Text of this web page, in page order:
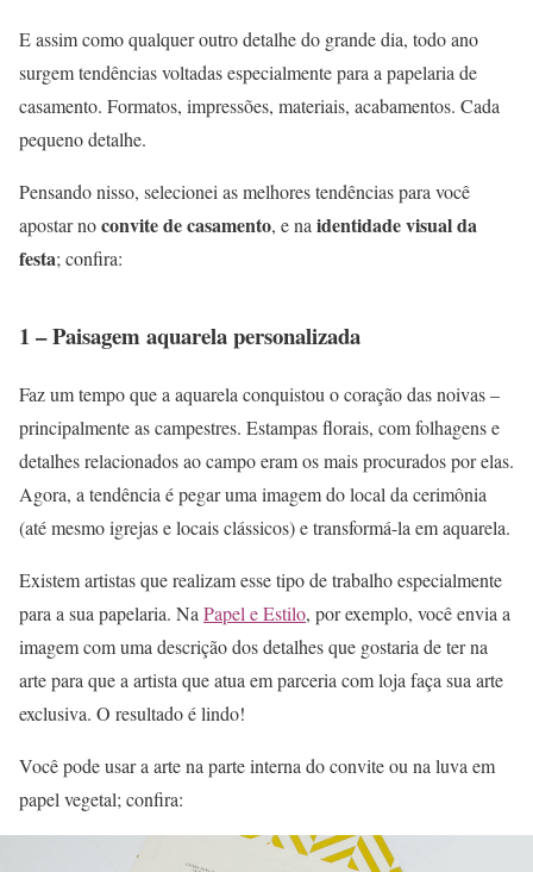
E assim como qualquer outro detalhe do grande dia, todo ano
surgem tendências voltadas especialmente para a papelaria de
casamento. Formatos, impressões, materiais, acabamentos. Cada
pequeno detalhe.
Pensando nisso, selecionei as melhores tendências para você
apostar noconvite de casamento, e na identidade visual da
festa; confira:
1 – Paisagem aquarela personalizada
Faz um tempo que a aquarela conquistou o coração das noivas –
principalmente as campestres. Estampas florais, com folhagens e
detalhes relacionados ao campo eram os mais procurados por elas.
Agora, a tendência é pegar uma imagem do local da cerimônia
(até mesmo igrejas e locais clássicos) e transformá-la em aquarela.
Existem artistas que realizam esse tipo de trabalho especialmente
para a sua papelaria. Na Papel e Estilo, por exemplo, você envia a
imagem com uma descrição dos detalhes que gostaria de ter na
arte para que a artista que atua em parceria com loja faça sua arte
exclusiva. O resultado é lindo!
Você pode usar a arte na parte interna do convite ou na luva em
papel vegetal; confira: